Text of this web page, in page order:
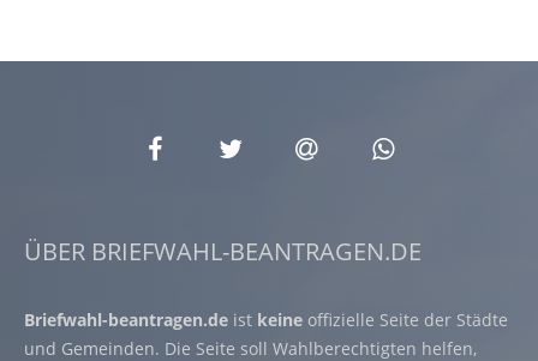
ÜBER BRIEFWAHL-BEANTRAGEN.DE
Briefwahl-beantragen.de ist keine offizielle Seite der Städte
und Gemeinden. Die Seite soll Wahlberechtigten helfen,